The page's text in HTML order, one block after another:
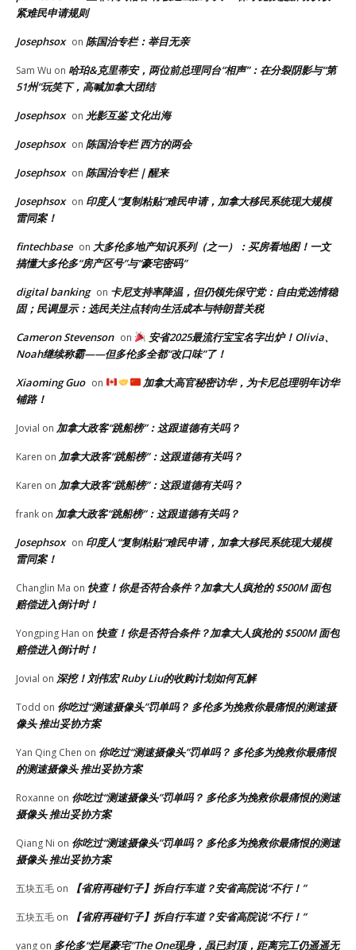
紧难民申请规则
Josephsox on 陈国治专栏：举目无亲
Sam Wu on 哈珀&克里蒂安，两位前总理同台“相声”：在分裂阴影与“第
51州”玩笑下，高喊加拿大团结
Josephsox on 光影互鉴 文化出海
Josephsox on 陈国治专栏 西方的两会
Josephsox on 陈国治专栏｜醒来
Josephsox on 印度人“复制粘贴”难民申请，加拿大移民系统现大规模
雷同案！
fintechbase on 大多伦多地产知识系列（之一）：买房看地图！一文
搞懂大多伦多“房产区号”与“豪宅密码”
digital banking on 卡尼支持率降温，但仍领先保守党：自由党选情稳
固；民调显示：选民关注点转向生活成本与特朗普关税
Cameron Stevenson on
安省2025最流行宝宝名字出炉！Olivia、
Noah继续称霸——但多伦多全都“改口味”了！
Xiaoming Guo on
加拿大高官秘密访华，为卡尼总理明年访华
铺路！
Jovial on 加拿大政客“跳船榜”：这跟道德有关吗？
Karen on 加拿大政客“跳船榜”：这跟道德有关吗？
Karen on 加拿大政客“跳船榜”：这跟道德有关吗？
frank on 加拿大政客“跳船榜”：这跟道德有关吗？
Josephsox on 印度人“复制粘贴”难民申请，加拿大移民系统现大规模
雷同案！
Changlin Ma on 快查！你是否符合条件？加拿大人疯抢的 $500M 面包
赔偿进入倒计时！
Yongping Han on 快查！你是否符合条件？加拿大人疯抢的 $500M 面包
赔偿进入倒计时！
Jovial on 深挖！刘伟宏 Ruby Liu的收购计划如何瓦解
Todd on 你吃过“测速摄像头”罚单吗？ 多伦多为挽救你最痛恨的测速摄
像头 推出妥协方案
Yan Qing Chen on 你吃过“测速摄像头”罚单吗？ 多伦多为挽救你最痛恨
的测速摄像头 推出妥协方案
Roxanne on 你吃过“测速摄像头”罚单吗？ 多伦多为挽救你最痛恨的测速
摄像头 推出妥协方案
Qiang Ni on 你吃过“测速摄像头”罚单吗？ 多伦多为挽救你最痛恨的测速
摄像头 推出妥协方案
五块五毛 on 【省府再碰钉子】拆自行车道？安省高院说“不行！”
五块五毛 on 【省府再碰钉子】拆自行车道？安省高院说“不行！”
yang on 多伦多“烂尾豪宅”The One现身，虽已封顶，距离完工仍遥遥无